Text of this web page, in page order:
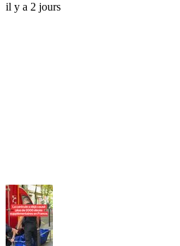
il y a 2 jours